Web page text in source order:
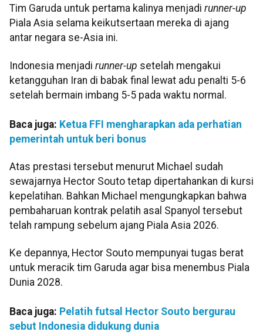
Tim Garuda untuk pertama kalinya menjadi runner-up
Piala Asia selama keikutsertaan mereka di ajang
antar negara se-Asia ini.
Indonesia menjadi runner-up setelah mengakui
ketangguhan Iran di babak final lewat adu penalti 5-6
setelah bermain imbang 5-5 pada waktu normal.
Baca juga: Ketua FFI mengharapkan ada perhatian
pemerintah untuk beri bonus
Atas prestasi tersebut menurut Michael sudah
sewajarnya Hector Souto tetap dipertahankan di kursi
kepelatihan. Bahkan Michael mengungkapkan bahwa
pembaharuan kontrak pelatih asal Spanyol tersebut
telah rampung sebelum ajang Piala Asia 2026.
Ke depannya, Hector Souto mempunyai tugas berat
untuk meracik tim Garuda agar bisa menembus Piala
Dunia 2028.
Baca juga: Pelatih futsal Hector Souto bergurau
sebut Indonesia didukung dunia